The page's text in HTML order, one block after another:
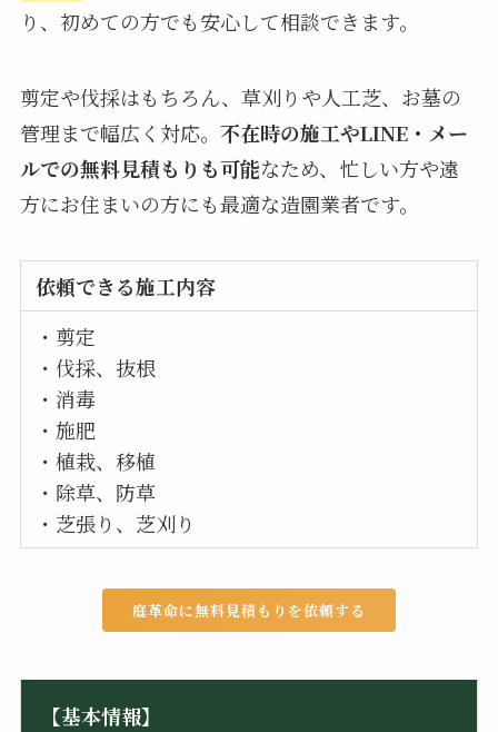
り、初めての方でも安心して相談できます。
剪定や伐採はもちろん、草刈りや人工芝、お墓の
管理まで幅広く対応。 不在時の施工やLINE・メー
ルでの無料見積もりも可能なため、忙しい方や遠
方にお住まいの方にも最適な造園業者です。
依頼できる施工内容
・剪定
・伐採、抜根
・消毒
・施肥
・植栽、移植
・除草、防草
・芝張り、芝刈り
庭革命に無料見積もりを依頼する
【基本情報】